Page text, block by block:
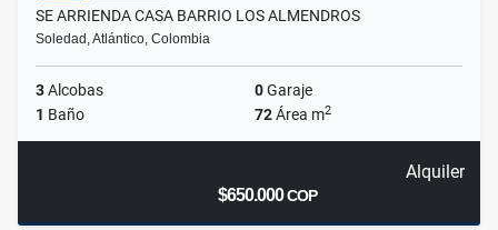
SE ARRIENDA CASA BARRIO LOS ALMENDROS
Soledad, Atlántico, Colombia
3Alcobas 0Garaje
1 Baño 72Área m2
Alquiler
$650.000COP